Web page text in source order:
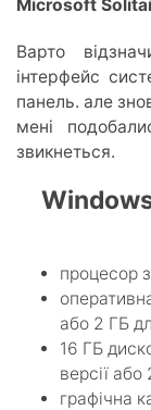
Microsoft
Варто
інтерфейс
панель. але
мені
звикнеться.
процесор
або 2 ГБ
16 ГБ
версії
графічна